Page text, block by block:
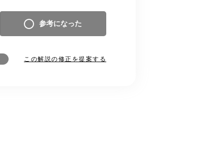
参考になった
この解説の修正を提案する